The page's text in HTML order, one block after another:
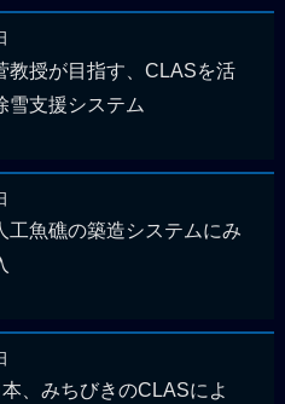
教授が目指す、CLASを活
雪支援システム
工魚礁の築造システムにみ
、みちびきのCLASによ